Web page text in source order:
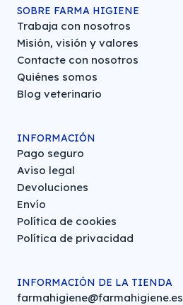
SOBRE FARMA HIGIENE
Trabaja con nosotros
Misión, visión y valores
Contacte con nosotros
Quiénes somos
Blog veterinario
INFORMACIÓN
Pago seguro
Aviso legal
Devoluciones
Envío
Política de cookies
Política de privacidad
INFORMACIÓN DE LA TIENDA
farmahigiene@farmahigiene.es